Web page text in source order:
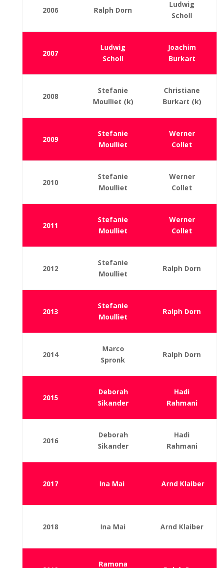
2006 Ralph Dorn
Ludwig
Scholl
2007
Ludwig
Scholl
Joachim
Burkart
2008
Stefanie
Moulliet (k)
Christiane
Burkart (k)
2009
Stefanie
Moulliet
Werner
Collet
2010
Stefanie
Moulliet
Werner
Collet
2011
Stefanie
Moulliet
Werner
Collet
2012
Stefanie
Moulliet
Ralph Dorn
2013
Stefanie
Moulliet
Ralph Dorn
2014
Marco
Spronk
Ralph Dorn
2015
Deborah
Sikander
Hadi
Rahmani
2016
Deborah
Sikander
Hadi
Rahmani
2017 Ina Mai Arnd Klaiber
2018 Ina Mai Arnd Klaiber
Ramona